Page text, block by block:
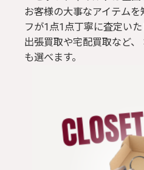
お客様の大事なアイテム
フが1点1点丁寧に査定いた
出張買取や宅配買取など
も選べます。